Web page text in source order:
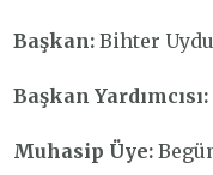
Başkan: Bihter Uydu
Başkan Yardımcısı:
Muhasip Üye: